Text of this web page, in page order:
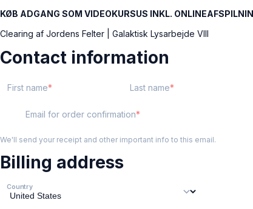
KØB ADGANG SOM VIDEOKURSUS INKL.
Clearing af Jordens Felter | Galaktisk Lysarbejde VIII
Contact information
First name Last name
Email for order confirmation
We'll send your receipt and other important info to this email.
Billing address
Country